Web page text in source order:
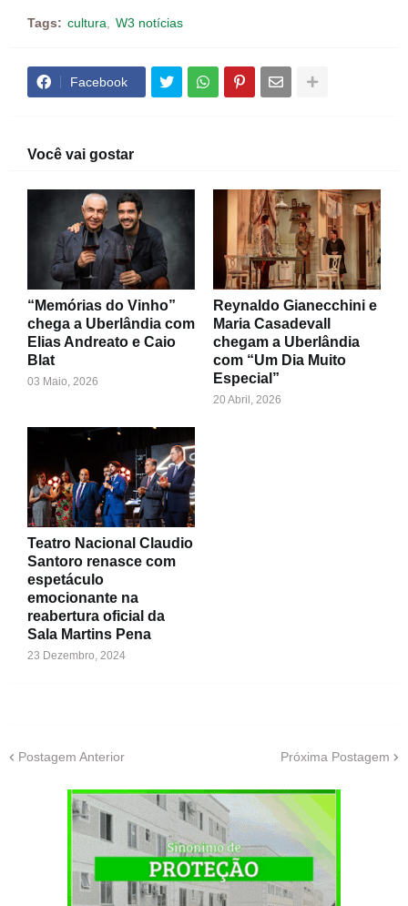
Tags: cultura W3 notícias
Facebook
Você vai gostar
“Memórias do Vinho”
chega a Uberlândia com
Elias Andreato e Caio
Blat
03 Maio, 2026
Reynaldo Gianecchini e
Maria Casadevall
chegam a Uberlândia
com “Um Dia Muito
Especial”
20 Abril, 2026
Teatro Nacional Claudio
Santoro renasce com
espetáculo
emocionante na
reabertura oficial da
Sala Martins Pena
23 Dezembro, 2024
Postagem Anterior Próxima Postagem